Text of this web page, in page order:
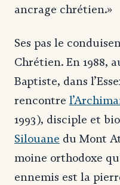
ancrage chrétien.»
Ses pas le
Chrétien. En 1988,
Baptiste, dans
rencontre
1993), disciple et
Silouane du Mont
moine orthodoxe
ennemis est la